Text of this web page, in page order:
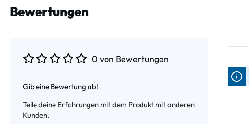
Bewertungen
0 von Bewertungen
Gib eine Bewertung ab!
Teile deine Erfahrungen mit dem Produkt mit anderen
Kunden.